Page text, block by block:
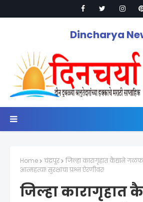
Dincharya
Home चंद्रपूर
जिल्हा कारागृहात कैद्याने
आत्महत्या! सुरक्षाचा प्रश्न ऐरणीवर!
जिल्हा कारागृहात